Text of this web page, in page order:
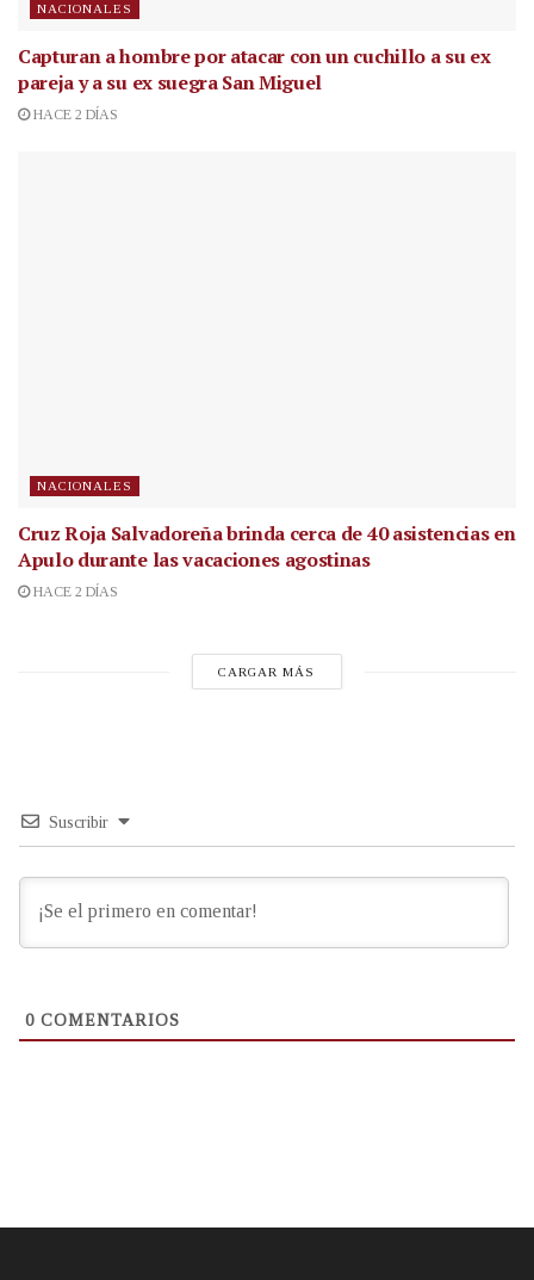
NACIONALES
Capturan a hombre por atacar con un cuchillo a su ex
pareja y a su ex suegra San Miguel
HACE 2 DÍAS
NACIONALES
Cruz Roja Salvadoreña brinda cerca de 40 asistencias en
Apulo durante las vacaciones agostinas
HACE 2 DÍAS
CARGAR MÁS
Suscribir
0 COMENTARIOS